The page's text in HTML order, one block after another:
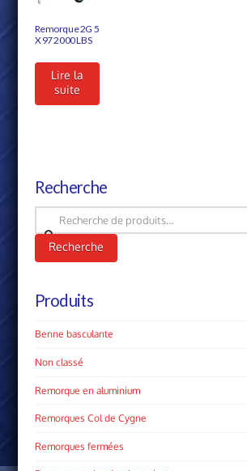
Remorque 2G 5
X 97 2000 LBS
Lire la
suite
Recherche
Recherche
pour :
Recherche
Produits
Benne basculante
Non classé
Remorque en aluminium
Remorques Col de Cygne
Remorques fermées